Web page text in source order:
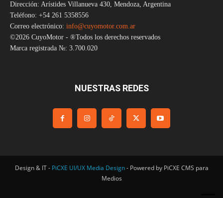
Dirección: Arístides Villanueva 430, Mendoza, Argentina
Teléfono: +54 261 5358556
Correo electrónico: info@cuyomotor.com.ar
©2026 CuyoMotor - ®Todos los derechos reservados
Marca registrada №: 3.700.020
NUESTRAS REDES
Design & IT - PiCXE UI/UX Media Design- Powered by PiCXE CMS para
Medios